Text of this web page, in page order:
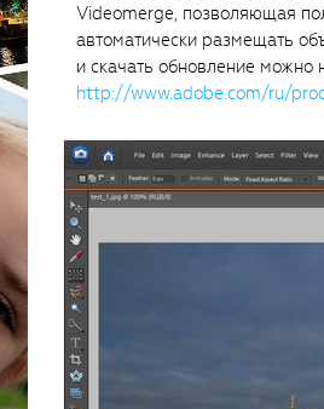
Videomerge, позволяющая
автоматически размещать
и скачать обновление можно
http://www.adobe.com/ru/